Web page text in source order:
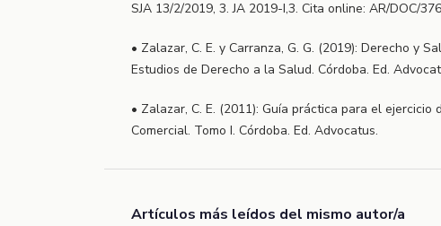
SJA 13/2/2019, 3. JA 2019-I,3. Cita online: AR/DOC/
• Zalazar, C. E. y Carranza, G. G. (2019): Derecho y
Estudios de Derecho a la Salud. Córdoba. Ed.
• Zalazar, C. E. (2011): Guía práctica para el ejercicio
Comercial. Tomo I. Córdoba. Ed. Advocatus.
Artículos más leídos del mismo autor/a